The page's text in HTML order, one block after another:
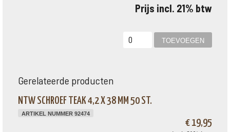
Prijs incl. 21% btw
Gerelateerde producten
NTW SCHROEF TEAK 4,2 X 38 MM 50 ST.
ARTIKEL NUMMER 92474
€ 19,95